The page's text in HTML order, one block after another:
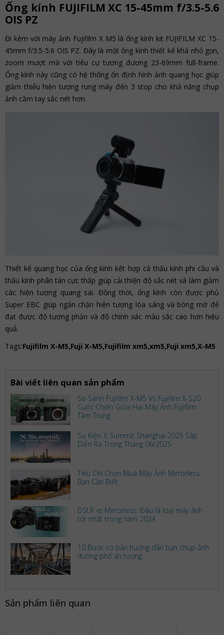
Ống kính FUJIFILM XC 15-45mm f/3.5-5.6
OIS PZ
Đi kèm với máy ảnh Fujifilm X M5 là ống kính kit FUJIFILM XC 15-
45mm f/3.5-5.6 OIS PZ. Đây là một ống kính thiết kế khá nhỏ gọn,
zoom mượt mà với tiêu cự tương đương 23-69mm full-frame.
Ống kính này cũng có hệ thống ổn định hình ảnh quang học giúp
giảm thiểu hiện tượng rung máy đến 3 stop cho khả năng chụp
ảnh cầm tay sắc nét hơn.
Thiết kế quang học của ống kính kết hợp cả thấu kính phi cầu và
thấu kính phân tán cực thấp giúp cải thiện độ sắc nét và làm giảm
các hiện tượng quang sai. Đồng thời, ống kính còn được phủ
Super EBC giúp ngăn chặn hiện tượng lóa sáng và bóng mờ để
đạt được độ tương phản và độ chính xác màu sắc cao hơn hiệu
quả.
Tags:Fujifilm X-M5,Fuji X-M5,Fujifilm xm5,xm5,Fuji xm5,X-M5
Bài viết liên quan sản phẩm
So Sánh Fujifilm X-M5 Vs Fujifilm X-S20:
Cuộc Chiến Giữa Hai Máy Ảnh Fujifilm
Tầm Trung
Sự Kiện X Summit Shanghai 2025 Sắp
Diễn Ra Trong Tháng 06/2025
Tiêu Chí Chọn Mua Máy Ảnh Mirrorless
Bạn Cần Biết
DSLR vs Mirrorless: Đâu là loại máy ảnh
tốt nhất trong năm 2024
10 Bước cơ bản hướng dẫn bạn chụp ảnh
đường phố ấn tượng
Sản phẩm liên quan